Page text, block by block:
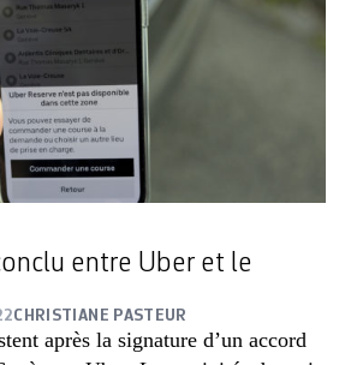
entre Uber et le
CHRISTIANE PASTEUR
après la signature d’un accord